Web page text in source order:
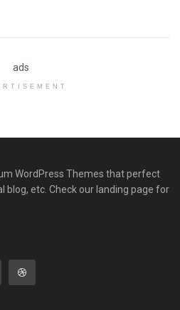
ads
WordPress Themes that perfect
blog, etc. Check our landing page for